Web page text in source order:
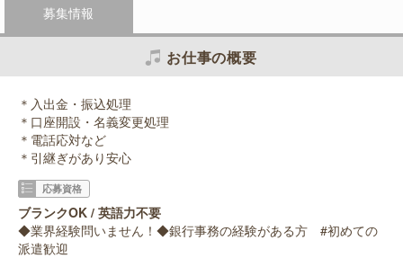
募集情報
お仕事の概要
＊入出金・振込処理
＊口座開設・名義変更処理
＊電話応対など
＊引継ぎがあり安心
応募資格
ブランクOK / 英語力不要
◆業界経験問いません！◆銀行事務の経験がある方 #初めての
派遣歓迎